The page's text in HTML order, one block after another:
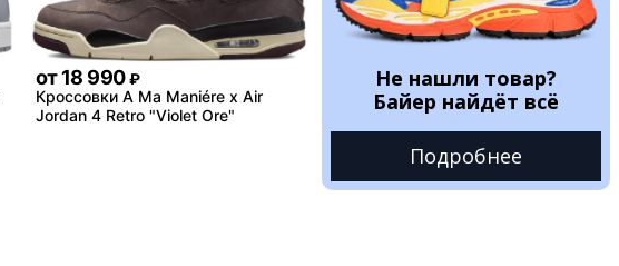
от 18 990 ₽
Кроссовки A Ma Maniére x Air
Jordan 4 Retro "Violet Ore"
Не нашли товар?
Байер найдёт всё
Подробнее